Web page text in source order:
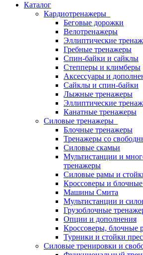
Каталог
Кардиотренажеры
Беговые дорожки
Велотренажеры
Эллиптические
Гребные тренажеры
Спин-байки и сайклы
Степперы и климберы
Аксессуары и
Сайклы и спин-байки
Лыжные тренажеры
Эллиптические
Канатные тренажеры
Силовые тренажеры
Блочные тренажеры
Тренажеры со
Силовые скамьи
Мультистанции и
тренажеры
Силовые рамы и
Кроссоверы и
Машины Смита
Мультистанции и
Грузоблочные
Опции и дополнения
Кроссоверы, блочные
Турники и стойки
Силовые тренировки и